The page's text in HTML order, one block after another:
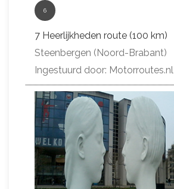
6
7 Heerlijkheden route (100 km)
Steenbergen (Noord-Brabant)
Ingestuurd door: Motorroutes.nl